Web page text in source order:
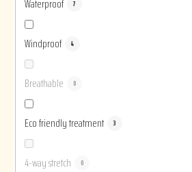
Waterproof 7
Windproof 4
Breathable 0
Eco friendly treatment 3
4-way stretch 0